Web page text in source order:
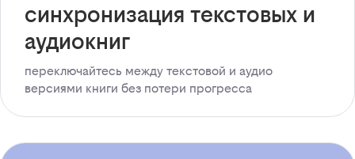
синхронизация текстовых и
аудиокниг
переключайтесь между текстовой и аудио
версиями книги без потери прогресса